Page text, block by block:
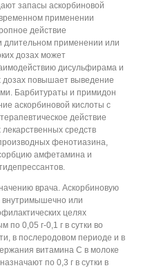
запасы аскорбиновой
применении
действие
длительном применении или
дозах может
дисульфирама и
дозах повышает выведение
Барбитураты и примидон
аскорбиновой кислоты с
действие
лекарственных средств
фенотиазина,
амфетамина и
врача. Аскорбиновую
внутримышечно или
целях
по 0,05 г-0,1 г в сутки во
в послеродовом периоде и в
витамина С в молоке
по 0,3 г в сутки в